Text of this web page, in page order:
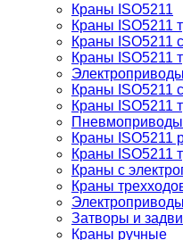
Краны ISO5211
Краны ISO5211
Краны ISO5211
Краны ISO5211
Краны ISO5211
Краны ISO5211
Пневмоприводы
Краны ISO5211
Краны ISO5211
Краны с
Краны
Затворы и
Краны ручные